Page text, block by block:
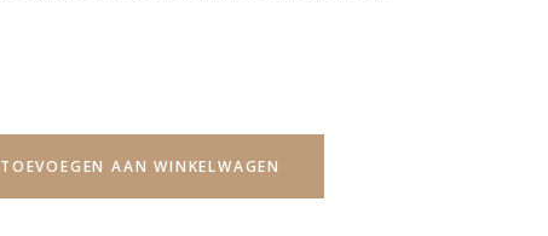
TOEVOEGEN AAN WINKELWAGEN